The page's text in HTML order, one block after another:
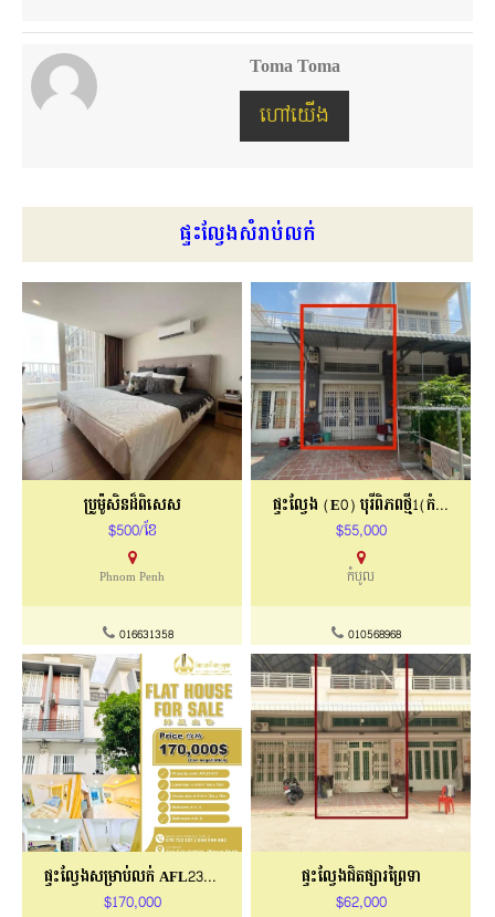
Toma Toma
ហៅយើង
ផ្ទះល្វែងសំរាប់លក់
ប្រូម៉ូសិនដ៏ពិសេស
$500/ខែ
Phnom Penh
016631358
ផ្ទះល្វែង (E0) បុរីពិភពថ្មី1(កំបូល)
$55,000
កំបូល
010568968
ផ្ទះល្វែងសម្រាប់លក់ AFL23-012
$170,000
ផ្ទះល្វែងជិតផ្សារព្រៃទា
$62,000